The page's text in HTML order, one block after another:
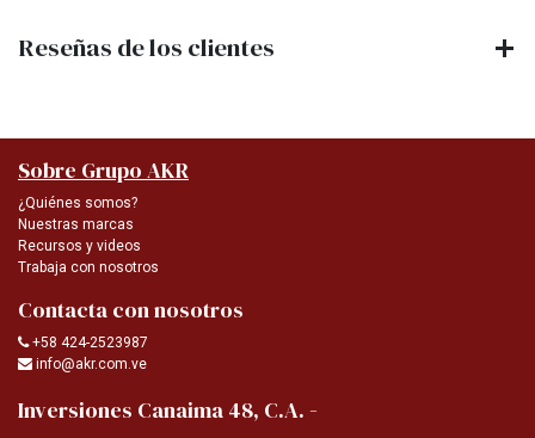
Reseñas de los clientes
Sobre Grupo AKR
¿Quiénes somos?
Nuestras marcas
Recursos y videos
Trabaja con nosotros
Contacta con nosotros
+58 424-2523987
info@akr.com.ve
Inversiones Canaima 48, C.A. -